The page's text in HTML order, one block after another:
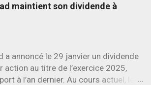
et Renault reculent déjà à deux
maintient son dividende à
a annoncé le 29 janvier un dividende
action au titre de l’exercice 2025,
à l’an dernier. Au cours actuel, le